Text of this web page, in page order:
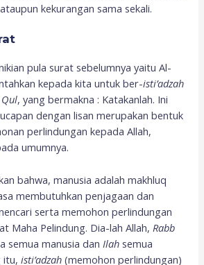
kekurangan sama sekali.
pula surat sebelumnya yaitu Al-
kepada kita untuk ber-isti’adzah
Qul, yang bermakna : Katakanlah. Ini
dengan lisan merupakan bentuk
perlindungan kepada Allah,
umumnya.
bahwa, manusia adalah makhluq
membutuhkan penjagaan dan
serta memohon perlindungan
Maha Pelindung. Dia-lah Allah, Rabb
semua manusia dan Ilah semua
itu,isti’adzah (memohon perlindungan)